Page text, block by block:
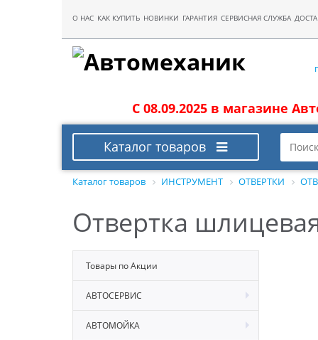
О НАС КАК КУПИТЬ НОВИНКИ ГАРАНТИЯ СЕРВИСНАЯ СЛУЖБА
С 08.09.2025 в магазине
Каталог товаров
Каталог товаров ИНСТРУМЕНТ ОТВЕРТКИ
Отвертка
Товары по Акции
АВТОСЕРВИС
АВТОМОЙКА